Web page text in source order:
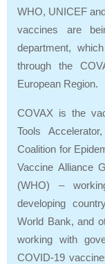
WHO, UNICEF
vaccines are
department,
through the
European Region.
COVAX is the
Tools
Coalition for
Vaccine Alliance
(WHO) –
developing
World Bank, and
working with
COVID-19